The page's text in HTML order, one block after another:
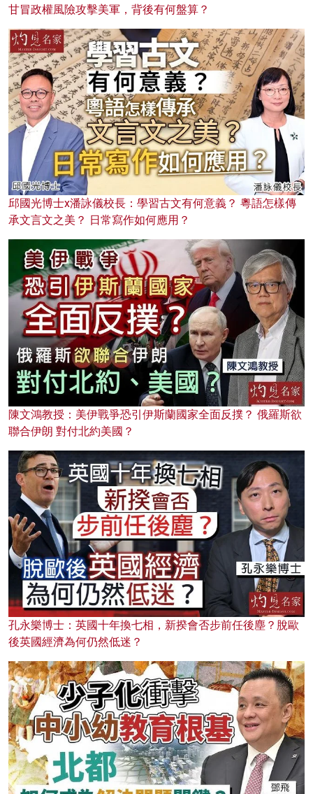
甘冒政權風險攻擊美軍，背後有何盤算？
邱國光博士x潘詠儀校長：學習古文有何意義？ 粵語怎樣傳
承文言文之美？ 日常寫作如何應用？
陳文鴻教授：美伊戰爭恐引伊斯蘭國家全面反撲？ 俄羅斯欲
聯合伊朗 對付北約美國？
孔永樂博士：英國十年換七相，新揆會否步前任後塵？脫歐
後英國經濟為何仍然低迷？